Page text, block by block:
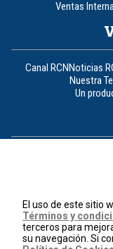
Ventas
Canal RCNNoticias
Nuestra
Un
El uso de este sitio
Términos y
terceros para
su navegación. Si